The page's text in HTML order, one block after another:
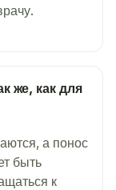
же, как для
а понос
быть
к